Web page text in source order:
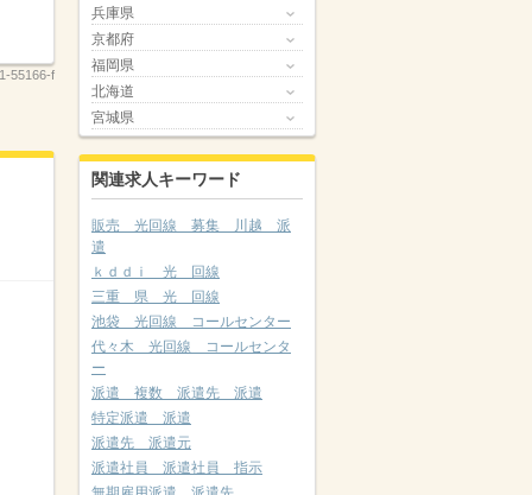
55166-f
兵庫県
京都府
福岡県
北海道
宮城県
関連求人キーワード
販売 光回線 募集 川越 派
遣
ｋｄｄｉ 光 回線
三重 県 光 回線
池袋 光回線 コールセンター
代々木 光回線 コールセンタ
ー
派遣 複数 派遣先 派遣
特定派遣 派遣
派遣先 派遣元
派遣社員 派遣社員 指示